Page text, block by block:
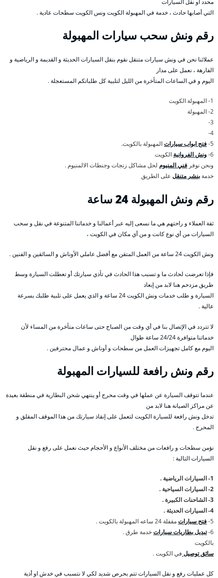
التي أصابها حادث ، خدمة في المهبولة الكويت ونس الكويت سطحات عادية .
رقم ونش سحب سيارات المهبولة
عملائنا نحن في ونش سيارات متنقل نقوم بنقل السيارات الحديثة و القديمة و الرياضية و
الفارهة ، نعمل على مدار
اليوم و في الساعات المتأخرة من الليل لتلبية كل طلباتكم المستعجلة .
1- المهبولة الكويت
2- المهبولة
3-
4-
5- فتح ابواب سياراتالمهبولة بالكويت.
6- ونش الفروانية الكويت
ونحن نوفر فني المنيوم لحل مشاكل زنجات وجنطات الالمنيوم .
خدمة بنشر متنقل على الطريق
رقم ونش المهبولة 24 ساعة
ثقة العملاء و راحتهم هي ما نسعى إليه عبر أعمالنا و خدماتنا المتنوعة في نقل و سحب
السيارات من أي نوع كانت و من أي مكان في الكويت ،
ونش الكويت 24 ساعة من العمل المتقن مع أفضل عاملي الأوناش و السائقين و الفنين .
فإذا تعرضت لحادث ما و تسبب هذا الحادث في تأذي سيارتك أو تعطلت السيارة وسط
طريق مزدحم هنا لابد من إبعاد
السيارة و طلب خدمات ونش الكويت 24 ساعة و الذي يعمل على تلبية طلبك بسرعة
عالية .
لا تتردد في الإتصال بنا في أي وقت من الصباح حتى ساعات متأخرة من المساء لأن
خدماتنا متوافرة 24/24 ساعة طوال
اليوم مع كامل تجهيزات العمل من سطحات و أوناش و عمال محترفين .
رقم ونش رافعة للسيارات المهبولة
عندما تتوقف السيارة عن عملها في وقت محرج أو ينتهي شحن البطارية في منطقة بعيدة
عن مراكز الصيانة هنا لابد من
تدخل ونش رافعة للسيارة الكويت لتعمل على إنقاذ سيارتك من هذا الموقف المقلق و
المحرج .
نؤمن سطحات و رافعات من مختلف الأنواع و الأحجام حيث نعمل على رفع و نقل
السيارات التالية :
1- السيارات الرياضية .
2- السيارات السياحية .
3- الشاحنات الكبيرة .
4- السيارات الحديثة .
5- فتح سياراتمقفلة 24 ساعه المهبولة بالكويت .
6- تبديل بطاريات سياراتخدمة طرق .
بالكويت
سائق توصيل في الكويت .
كل عمليات رفع و نقل السيارات تتم بحرص شديد لكي لا نتسبب في خدش او أذية